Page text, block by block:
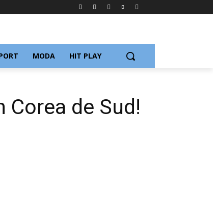
MODA HIT PLAY
de Sud!